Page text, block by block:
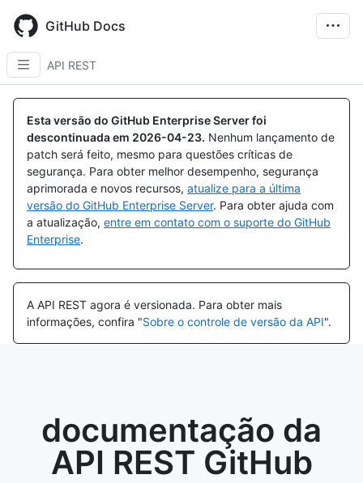
main
content
GitHub Docs
API REST
Esta versão do GitHub Enterprise Server foi
descontinuada em 2026-04-23. Nenhum lançamento de
patch será feito, mesmo para questões críticas de
segurança. Para obter melhor desempenho, segurança
aprimorada e novos recursos, atualize para a última
versão do GitHub Enterprise Server. Para obter ajuda com
a atualização, entre em contato com o suporte do GitHub
Enterprise.
A API REST agora é versionada. Para obter mais
informações, confira "Sobre o controle de versão da API".
documentação da
API REST GitHub